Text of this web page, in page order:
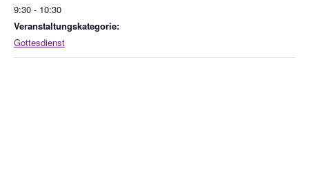
9:30 - 10:30
Veranstaltungskategorie:
Gottesdienst